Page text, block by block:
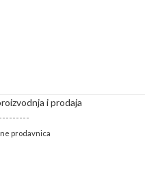
i prodaja
prodavnica